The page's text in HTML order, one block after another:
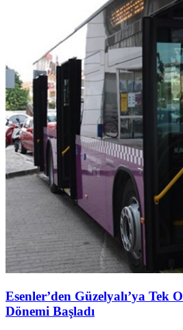
Esenler’den Güzelyalı’ya Tek
Dönemi Başladı